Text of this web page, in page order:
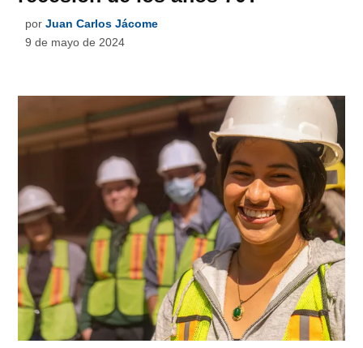
por Juan Carlos Jácome
9 de mayo de 2024